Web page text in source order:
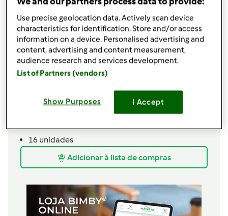
Ingredientes
Natas
500g
lata
16 unidades
Adicionar à lista de compras
Use precise geolocation data. Actively scan device
characteristics for identification. Store and/or access
information on a device. Personalised advertising and
content, advertising and content measurement,
audience research and services development.
List of Partners (vendors)
Show Purposes I Accept